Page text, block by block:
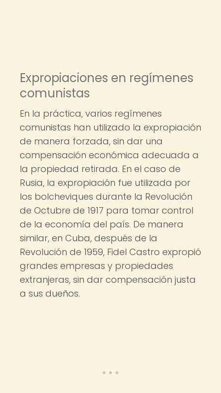
Expropiaciones en regímenes
comunistas
En la práctica, varios regímenes
comunistas han utilizado la expropiación
de manera forzada, sin dar una
compensación económica adecuada a
la propiedad retirada. En el caso de
Rusia, la expropiación fue utilizada por
los bolcheviques durante la Revolución
de Octubre de 1917 para tomar control
de la economía del país. De manera
similar, en Cuba, después de la
Revolución de 1959, Fidel Castro expropió
grandes empresas y propiedades
extranjeras, sin dar compensación justa
a sus dueños.